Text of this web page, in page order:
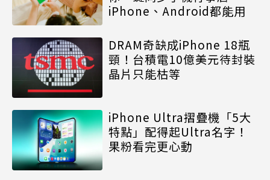
iPhone、Android都能用
DRAM奇缺成iPhone 18瓶
頸！台積電10億美元待封裝
晶片只能枯等
iPhone Ultra摺疊機「5大
特點」配得起Ultra名字！
果粉看完更心動